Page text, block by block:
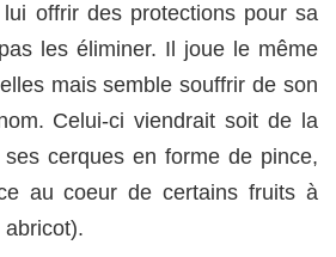
offrir des protections pour sa
les éliminer. Il joue le même
mais semble souffrir de son
Celui-ci viendrait soit de la
cerques en forme de pince,
au coeur de certains fruits à